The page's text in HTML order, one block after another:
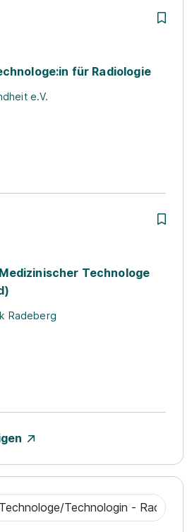
für Radiologie
e.V.
Technologe
Radeberg